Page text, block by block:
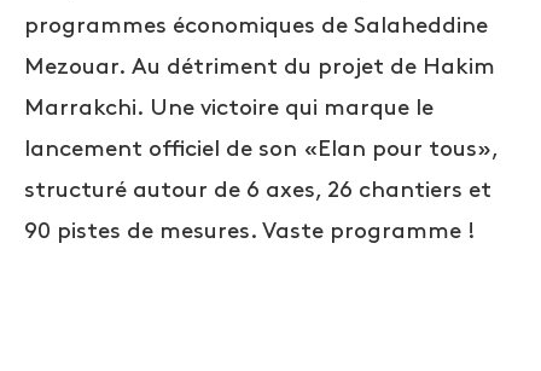
programmes économiques de Salaheddine
Mezouar. Au détriment du projet de Hakim
Marrakchi. Une victoire qui marque le
lancement officiel de son «Elan pour tous»,
structuré autour de 6 axes, 26 chantiers et
90 pistes de mesures. Vaste programme !